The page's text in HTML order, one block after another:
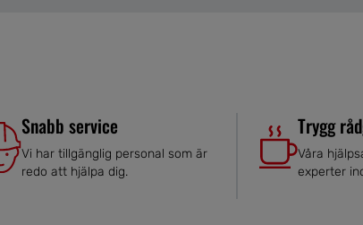
Snabb service
Vi har tillgänglig personal som är
redo att hjälpa dig.
Trygg
Våra
experter